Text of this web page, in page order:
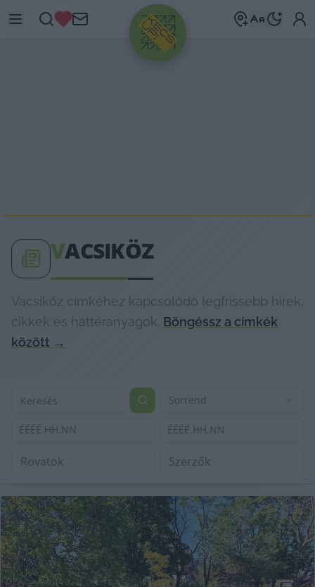
HIRDETÉS
VACSIKÖZ
Vacsiköz címkéhez kapcsolódó legfrissebb hírek,
cikkek és háttéranyagok. Böngéssz a címkék
között →
Sorrend
ÉÉÉÉ.HH.NN ÉÉÉÉ.HH.NN